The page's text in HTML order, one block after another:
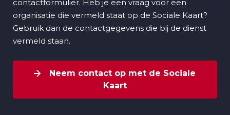
contactformulier. Heb je een vraag voor een
organisatie die vermeld staat op de Sociale Kaart?
Gebruik dan de contactgegevens die bij de dienst
vermeld staan.
Neem contact op met de Sociale
Kaart